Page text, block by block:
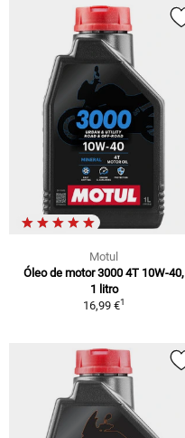
Motul
Óleo de motor 3000 4T 10W-40,
1 litro
16,99 €1